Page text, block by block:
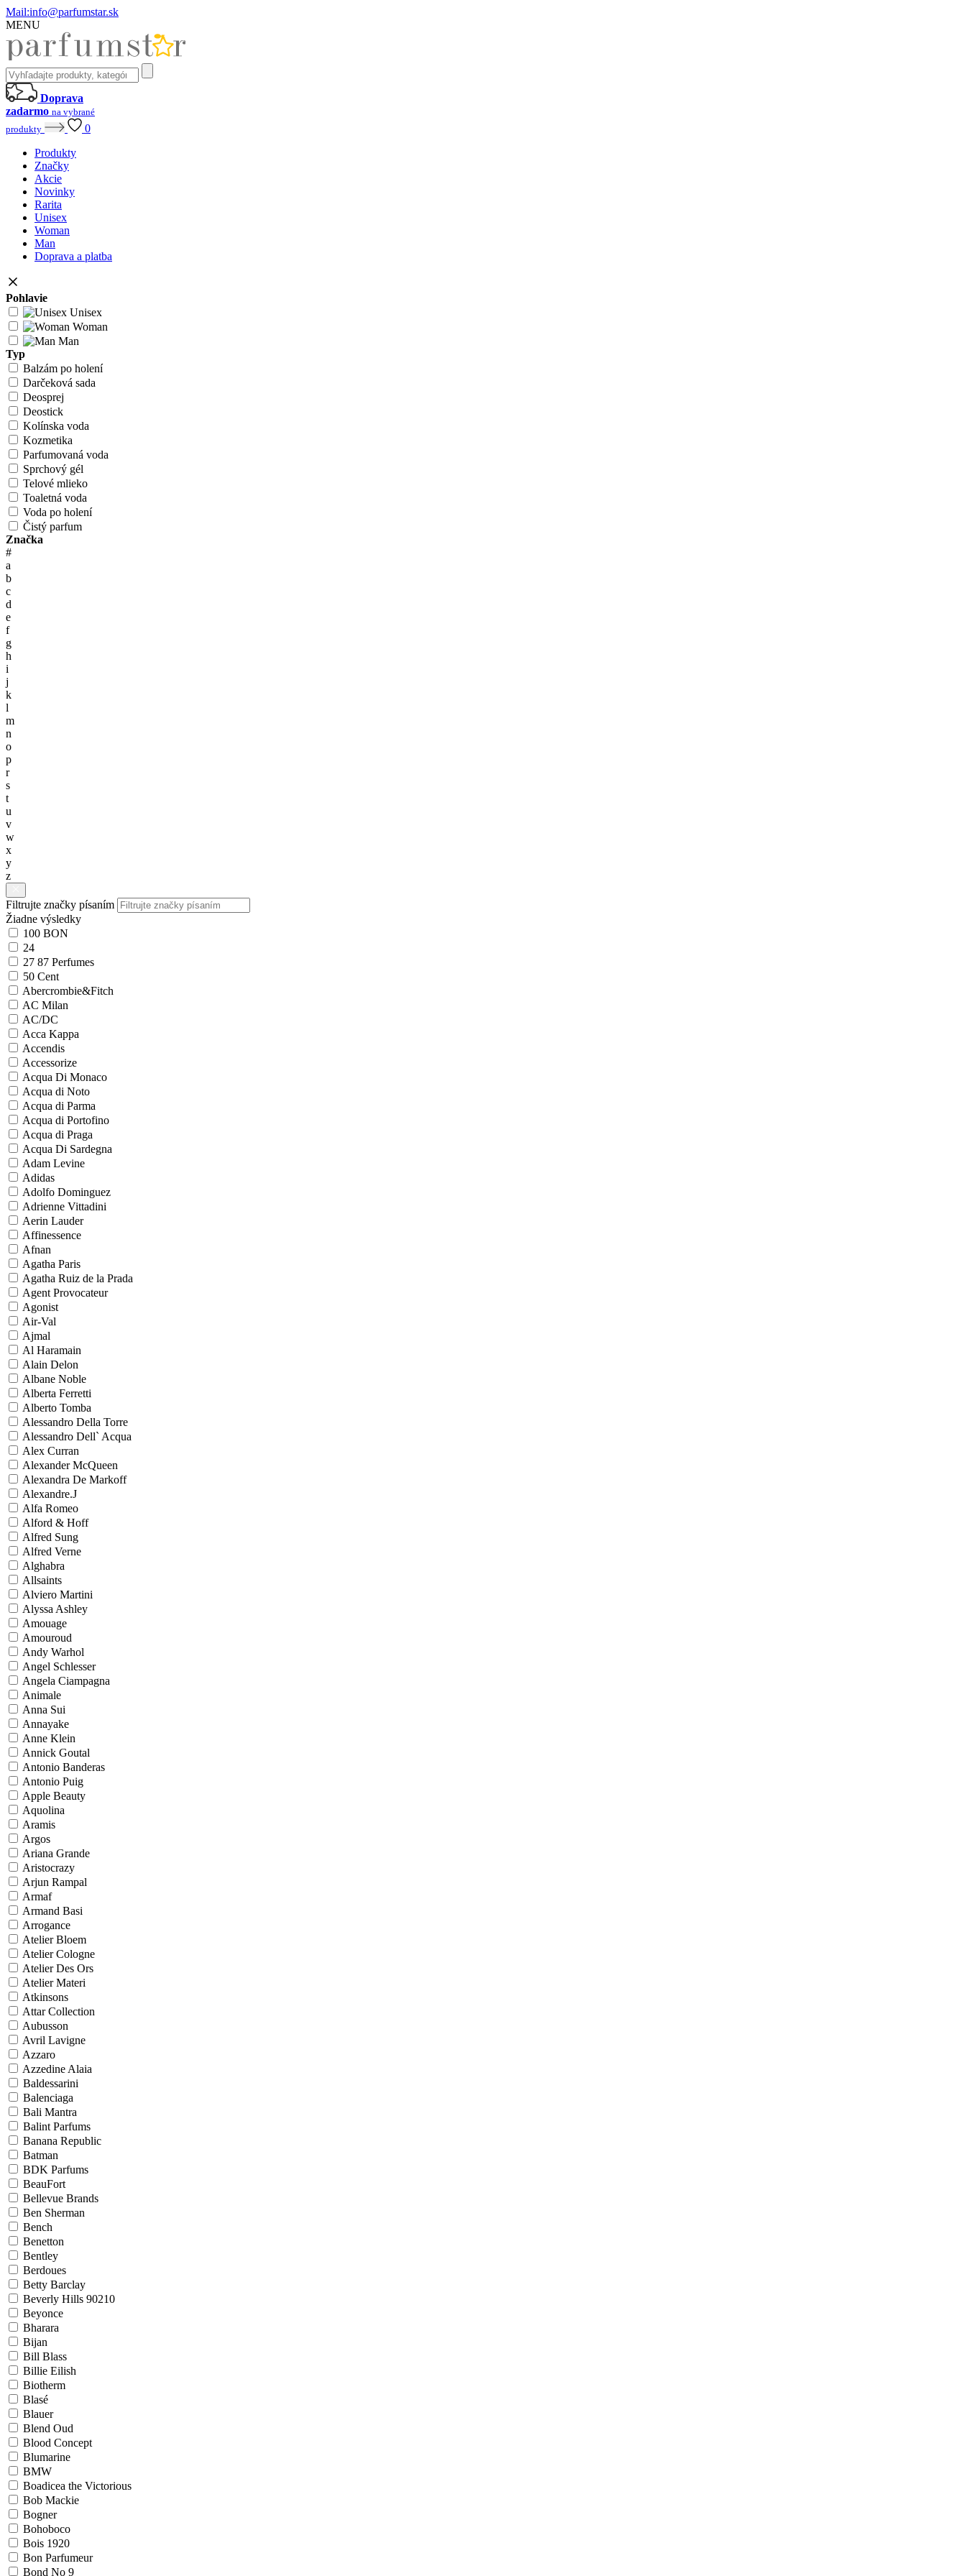
Mail:info@parfumstar.sk
MENU
Doprava
zadarmo na vybrané
produkty
0
Produkty
Značky
Akcie
Novinky
Rarita
Unisex
Woman
Man
Doprava a platba
Pohlavie
Unisex
Woman
Man
Typ
Balzám po holení
Darčeková sada
Deosprej
Deostick
Kolínska voda
Kozmetika
Parfumovaná voda
Sprchový gél
Telové mlieko
Toaletná voda
Voda po holení
Čistý parfum
Značka
#
a
b
c
d
e
f
g
h
i
j
k
l
m
n
o
p
r
s
t
u
v
w
x
y
z
Filtrujte značky písaním
Žiadne výsledky
100 BON
24
27 87 Perfumes
50 Cent
Abercrombie&Fitch
AC Milan
AC/DC
Acca Kappa
Accendis
Accessorize
Acqua Di Monaco
Acqua di Noto
Acqua di Parma
Acqua di Portofino
Acqua di Praga
Acqua Di Sardegna
Adam Levine
Adidas
Adolfo Dominguez
Adrienne Vittadini
Aerin Lauder
Affinessence
Afnan
Agatha Paris
Agatha Ruiz de la Prada
Agent Provocateur
Agonist
Air-Val
Ajmal
Al Haramain
Alain Delon
Albane Noble
Alberta Ferretti
Alberto Tomba
Alessandro Della Torre
Alessandro Dell` Acqua
Alex Curran
Alexander McQueen
Alexandra De Markoff
Alexandre.J
Alfa Romeo
Alford & Hoff
Alfred Sung
Alfred Verne
Alghabra
Allsaints
Alviero Martini
Alyssa Ashley
Amouage
Amouroud
Andy Warhol
Angel Schlesser
Angela Ciampagna
Animale
Anna Sui
Annayake
Anne Klein
Annick Goutal
Antonio Banderas
Antonio Puig
Apple Beauty
Aquolina
Aramis
Argos
Ariana Grande
Aristocrazy
Arjun Rampal
Armaf
Armand Basi
Arrogance
Atelier Bloem
Atelier Cologne
Atelier Des Ors
Atelier Materi
Atkinsons
Attar Collection
Aubusson
Avril Lavigne
Azzaro
Azzedine Alaia
Baldessarini
Balenciaga
Bali Mantra
Balint Parfums
Banana Republic
Batman
BDK Parfums
BeauFort
Bellevue Brands
Ben Sherman
Bench
Benetton
Bentley
Berdoues
Betty Barclay
Beverly Hills 90210
Beyonce
Bharara
Bijan
Bill Blass
Billie Eilish
Biotherm
Blasé
Blauer
Blend Oud
Blood Concept
Blumarine
BMW
Boadicea the Victorious
Bob Mackie
Bogner
Bohoboco
Bois 1920
Bon Parfumeur
Bond No 9